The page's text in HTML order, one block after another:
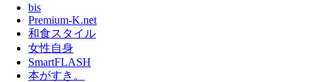
bis
Premium-K.net
和食スタイル
女性自身
SmartFLASH
本がすき。